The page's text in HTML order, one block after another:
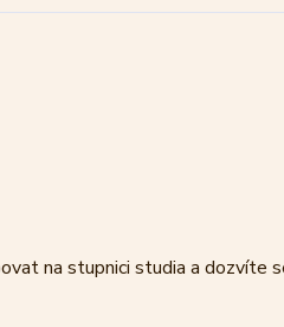
na stupnici studia a dozvíte